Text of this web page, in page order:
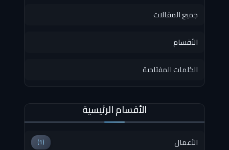
جميع المقالات
الأقسام
الكلمات المفتاحية
الأقسام الرئيسية
الأعمال (1)